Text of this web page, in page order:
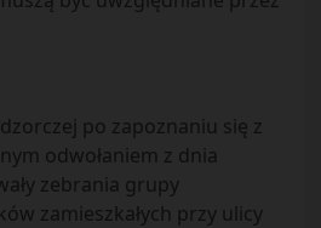
po zapoznaniu się z
odwołaniem z dnia
zebrania grupy
zamieszkałych przy ulicy